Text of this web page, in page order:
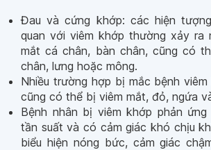
Đau và cứng khớp: các hiện
quan với viêm khớp thường xảy ra
mắt cá chân, bàn chân, cũng có
chân, lưng hoặc mông.
Nhiều trường hợp bị mắc bệnh
cũng có thể bị viêm mắt, đỏ, ngứa
Bệnh nhân bị viêm khớp phản
tần suất và có cảm giác khó chịu
biểu hiện nóng bức, cảm giác